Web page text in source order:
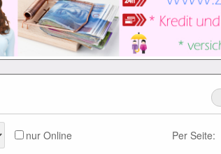
nur Online Per Seite: